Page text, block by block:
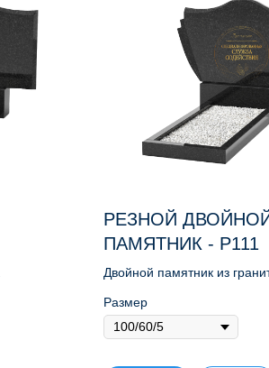
РЕЗНОЙ
ПАМЯТНИК - Р111
Двойной памятник из
Размер